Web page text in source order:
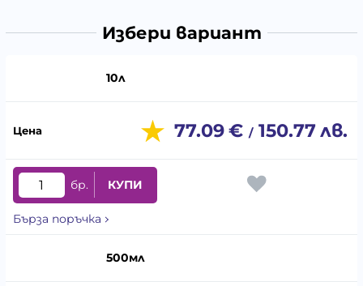
Избери вариант
10л
77.09€ / 150.77лв.
бр. КУПИ
Бърза поръчка
500мл